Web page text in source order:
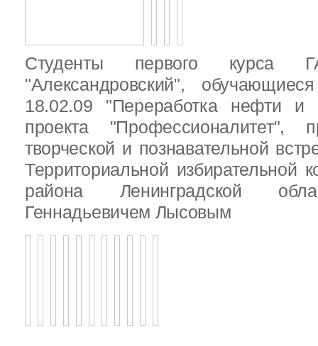
Студенты первого
"Александровский",
18.02.09 "Переработка нефти и
проекта "Профессионалитет",
творческой и познавательной
Территориальной избирательной
района Ленинградской
Геннадьевичем Лысовым